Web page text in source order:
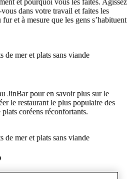
et pourquoi vous les faites. Agissez
dans votre travail et faites les
et à mesure que les gens s’habituent
JinBar pour en savoir plus sur le
le restaurant le plus populaire des
coréens réconfortants.